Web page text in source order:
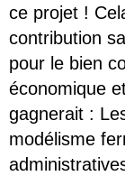
ce projet !
contribution
pour le bien
économique
gagnerait :
modélisme